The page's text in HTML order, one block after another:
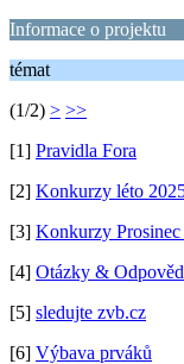
Informace o projektu
témat
(1/2) > >>
[1] Pravidla Fora
[2] Konkurzy léto
[3] Konkurzy Prosinec
[4] Otázky &
[5] sledujte zvb.cz
[6] Výbava prváků